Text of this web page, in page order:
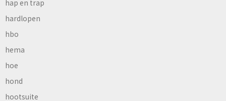
hap en trap
hardlopen
hbo
hema
hoe
hond
hootsuite